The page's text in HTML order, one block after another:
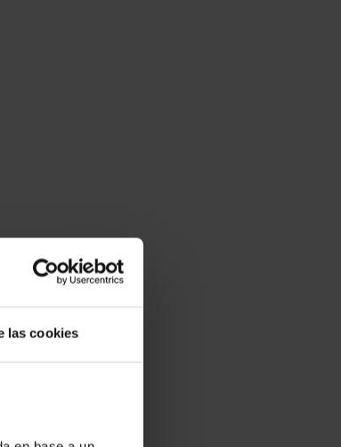
las cookies